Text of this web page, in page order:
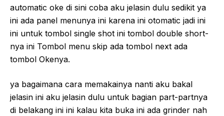
automatic oke di sini coba aku jelasin dulu sedikit ya
ini ada panel menunya ini karena ini otomatic jadi ini
ini untuk tombol single shot ini tombol double short-
nya ini Tombol menu skip ada tombol next ada
tombol Okenya.
ya bagaimana cara memakainya nanti aku bakal
jelasin ini aku jelasin dulu untuk bagian part-partnya
di belakang ini ini kalau kita buka ini ada grinder nah